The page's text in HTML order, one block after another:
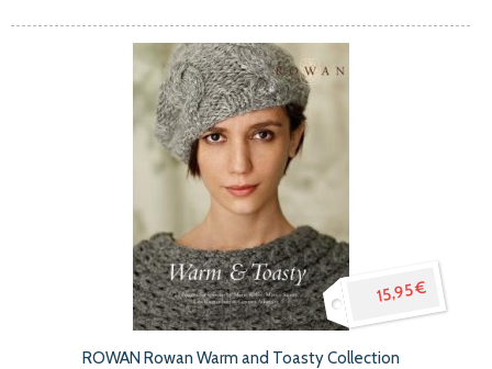
15,95 €
ROWAN Rowan Warm and Toasty Collection